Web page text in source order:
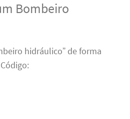
Bombeiro
hidráulico” de forma